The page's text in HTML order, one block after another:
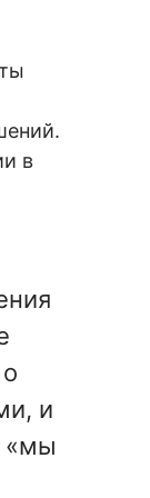
в
и
«мы